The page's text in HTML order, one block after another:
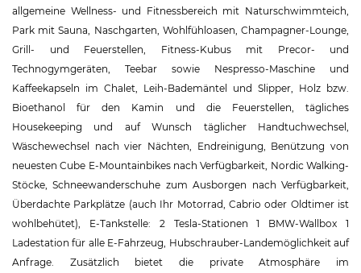
allgemeine Wellness- und Fitnessbereich mit Naturschwimmteich,
Park mit Sauna, Naschgarten, Wohlfühloasen, Champagner-Lounge,
Grill- und Feuerstellen, Fitness-Kubus mit Precor- und
Technogymgeräten, Teebar sowie Nespresso-Maschine und
Kaffeekapseln im Chalet, Leih-Bademäntel und Slipper, Holz bzw.
Bioethanol für den Kamin und die Feuerstellen, tägliches
Housekeeping und auf Wunsch täglicher Handtuchwechsel,
Wäschewechsel nach vier Nächten, Endreinigung, Benützung von
neuesten Cube E-Mountainbikes nach Verfügbarkeit, Nordic Walking-
Stöcke, Schneewanderschuhe zum Ausborgen nach Verfügbarkeit,
Überdachte Parkplätze (auch Ihr Motorrad, Cabrio oder Oldtimer ist
wohlbehütet), E-Tankstelle: 2 Tesla-Stationen 1 BMW-Wallbox 1
Ladestation für alle E-Fahrzeug, Hubschrauber-Landemöglichkeit auf
Anfrage. Zusätzlich bietet die private Atmosphäre im